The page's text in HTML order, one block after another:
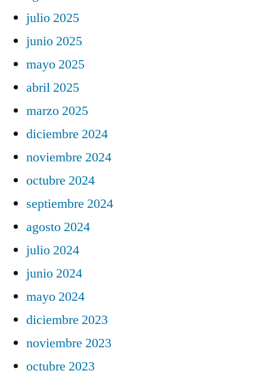
julio 2025
junio 2025
mayo 2025
abril 2025
marzo 2025
diciembre 2024
noviembre 2024
octubre 2024
septiembre 2024
agosto 2024
julio 2024
junio 2024
mayo 2024
diciembre 2023
noviembre 2023
octubre 2023